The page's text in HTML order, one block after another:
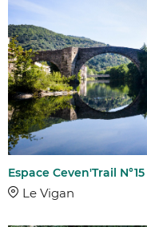
Espace Ceven'Trail N°15
Le Vigan